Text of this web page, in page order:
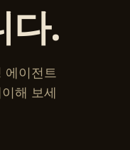
다.
에이전트
해 보세